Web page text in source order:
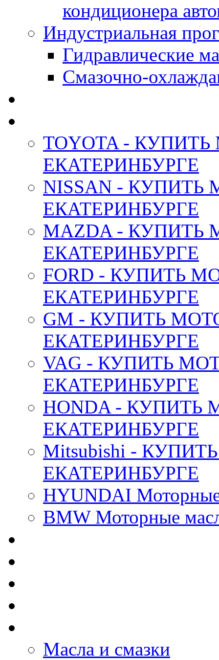
кондиционера
Индустриальная
Гидравлические
Смазочно-
TOYOTA -
ЕКАТЕРИНБУРГЕ
NISSAN -
ЕКАТЕРИНБУРГЕ
MAZDA -
ЕКАТЕРИНБУРГЕ
FORD - КУПИТЬ
ЕКАТЕРИНБУРГЕ
GM - КУПИТЬ
ЕКАТЕРИНБУРГЕ
VAG - КУПИТЬ
ЕКАТЕРИНБУРГЕ
HONDA -
ЕКАТЕРИНБУРГЕ
Mitsubishi -
ЕКАТЕРИНБУРГЕ
HYUNDAI
BMW Моторные
Масла и смазки